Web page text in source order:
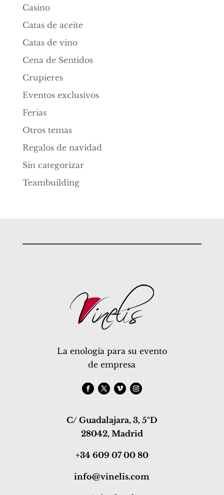
Casino
Catas de aceite
Catas de vino
Cena de Sentidos
Crupieres
Eventos exclusivos
Ferias
Otros temas
Regalos de navidad
Sin categorizar
Teambuilding
La enología para su evento
de empresa
C/ Guadalajara, 3, 5ºD
28042, Madrid
+34 609 07 00 80
info@vinelis.com